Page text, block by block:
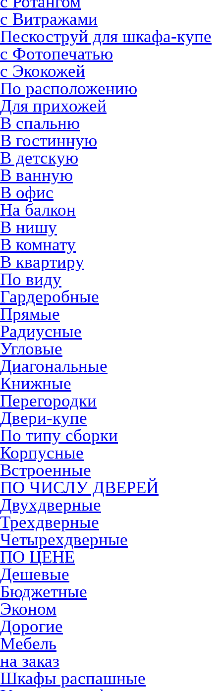
с Витражами
Пескоструй для шкафа-купе
с Фотопечатью
с Экокожей
По расположению
Для прихожей
В спальню
В гостинную
В детскую
В ванную
В офис
На балкон
В нишу
В комнату
В квартиру
По виду
Гардеробные
Прямые
Радиусные
Угловые
Диагональные
Книжные
Перегородки
Двери-купе
По типу сборки
Корпусные
Встроенные
ПО ЧИСЛУ ДВЕРЕЙ
Двухдверные
Трехдверные
Четырехдверные
ПО ЦЕНЕ
Дешевые
Бюджетные
Эконом
Дорогие
Мебель
на заказ
Шкафы распашные